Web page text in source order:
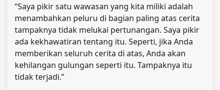
“Saya pikir satu wawasan yang kita miliki adalah
menambahkan peluru di bagian paling atas cerita
tampaknya tidak melukai pertunangan. Saya pikir
ada kekhawatiran tentang itu. Seperti, jika Anda
memberikan seluruh cerita di atas, Anda akan
kehilangan gulungan seperti itu. Tampaknya itu
tidak terjadi.”